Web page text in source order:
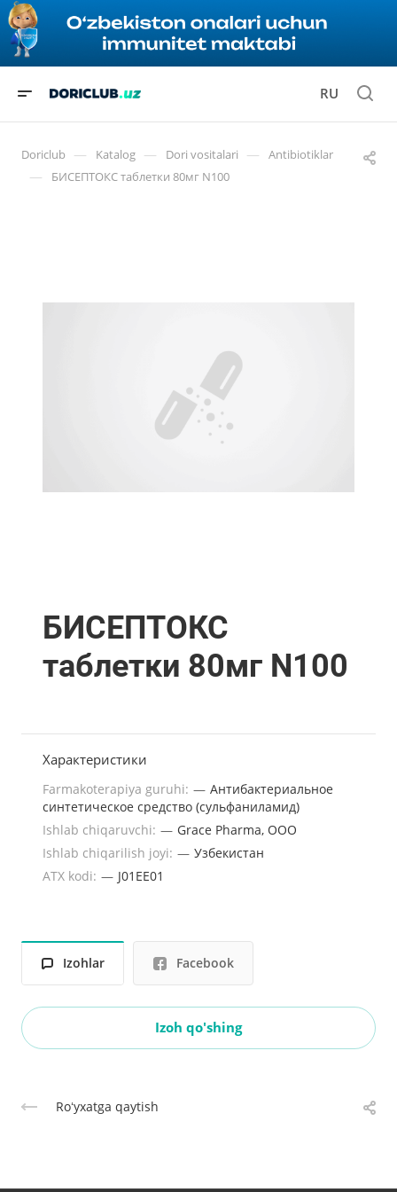
RU
Doriclub — Katalog — Dori vositalari — Antibiotiklar
— БИСЕПТОКС таблетки 80мг N100
БИСЕПТОКС
таблетки 80мг N100
Характеристики
Farmakoterapiya guruhi: — Антибактериальное
синтетическое средство (сульфаниламид)
Ishlab chiqaruvchi: — Grace Pharma, ООО
Ishlab chiqarilish joyi: — Узбекистан
ATX kodi: — J01EE01
Izohlar Facebook
Izoh qo'shing
Roʻyxatga qaytish